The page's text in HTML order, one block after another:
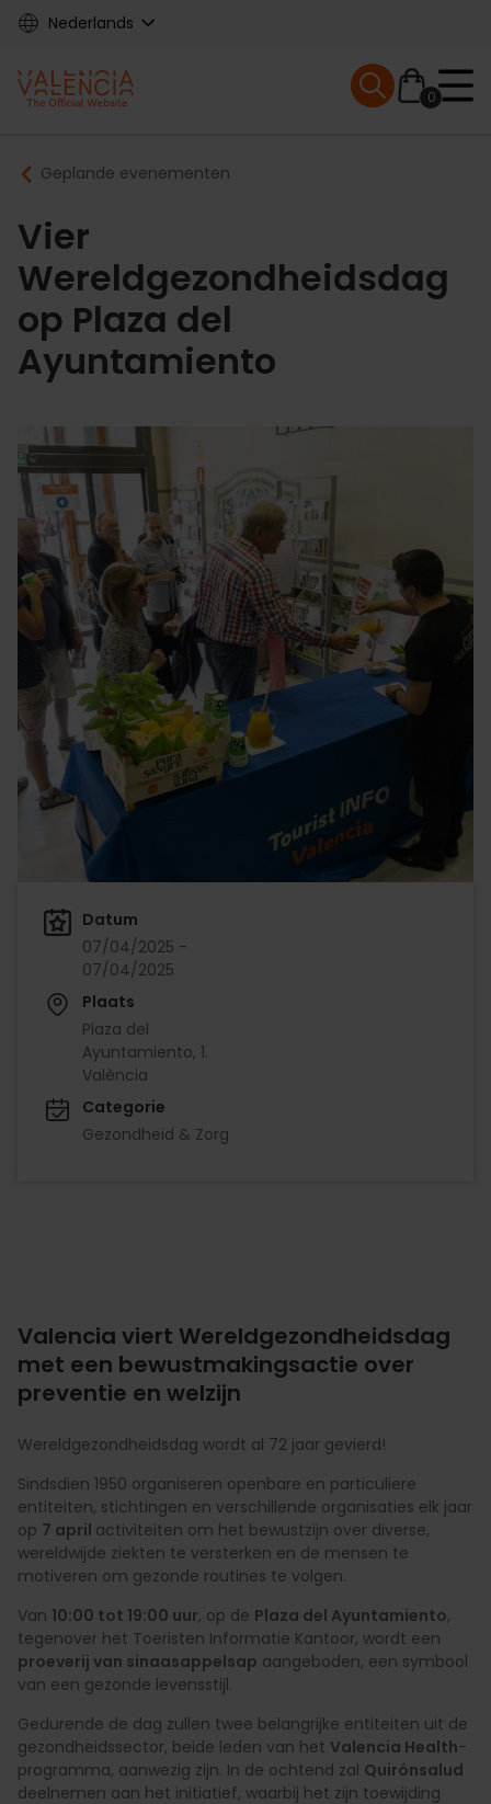
Skip
content
Nederlands
Main
navigation
0
Mobile menu
Breadcrumb
Geplande evenementen
Vier
Wereldgezondheidsdag
op Plaza del
Ayuntamiento
Datum
07/04/2025 -
07/04/2025
Plaats
Plaza del
Ayuntamiento, 1.
València
Categorie
Gezondheid & Zorg
Valencia viert Wereldgezondheidsdag
met een bewustmakingsactie over
preventie en welzijn
Wereldgezondheidsdag wordt al 72 jaar gevierd!
Sindsdien 1950 organiseren openbare en particuliere
entiteiten, stichtingen en verschillende organisaties elk jaar
op 7 april activiteiten om het bewustzijn over diverse,
wereldwijde ziekten te versterken en de mensen te
motiveren om gezonde routines te volgen.
Van 10:00 tot 19:00 uur, op de Plaza del Ayuntamiento,
tegenover het Toeristen Informatie Kantoor, wordt een
proeverij van sinaasappelsap aangeboden, een symbool
van een gezonde levensstijl.​
Gedurende de dag zullen twee belangrijke entiteiten uit de
gezondheidssector, beide leden van het Valencia Health-
programma, aanwezig zijn. In de ochtend zal Quirónsalud
deelnemen aan het initiatief, waarbij het zijn toewijding